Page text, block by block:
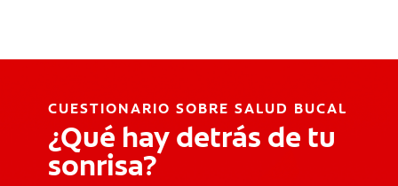
CUESTIONARIO SOBRE SALUD BUCAL
¿Qué hay detrás de tu
sonrisa?